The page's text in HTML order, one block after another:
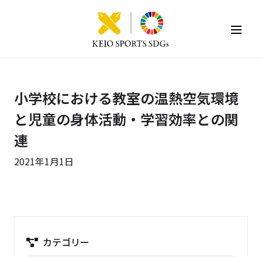
小学校における教室の温熱空気環境
と児童の身体活動・学習効率との関
連
2021年1月1日
カテゴリー